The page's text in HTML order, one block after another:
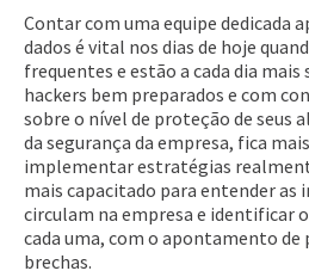
Contar com uma equipe dedicada
dados é vital nos dias de hoje
frequentes e estão a cada dia
hackers bem preparados e com
sobre o nível de proteção de seus
da segurança da empresa, fica
implementar estratégias
mais capacitado para entender as
circulam na empresa e identificar
cada uma, com o apontamento de
brechas.